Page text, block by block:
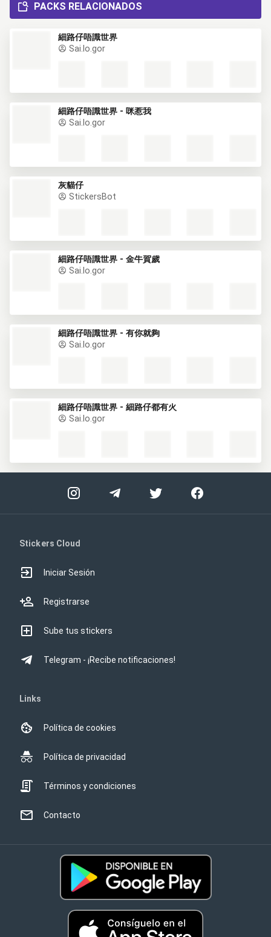
PACKS RELACIONADOS
細路仔唔識世界
Sai.lo.gor
細路仔唔識世界 - 咪惹我
Sai.lo.gor
灰貓仔
StickersBot
細路仔唔識世界 - 金牛賀歲
Sai.lo.gor
細路仔唔識世界 - 有你就夠
Sai.lo.gor
細路仔唔識世界 - 細路仔都有火
Sai.lo.gor
Stickers Cloud
Iniciar Sesión
Registrarse
Sube tus stickers
Telegram - ¡Recibe notificaciones!
Links
Política de cookies
Política de privacidad
Términos y condiciones
Contacto